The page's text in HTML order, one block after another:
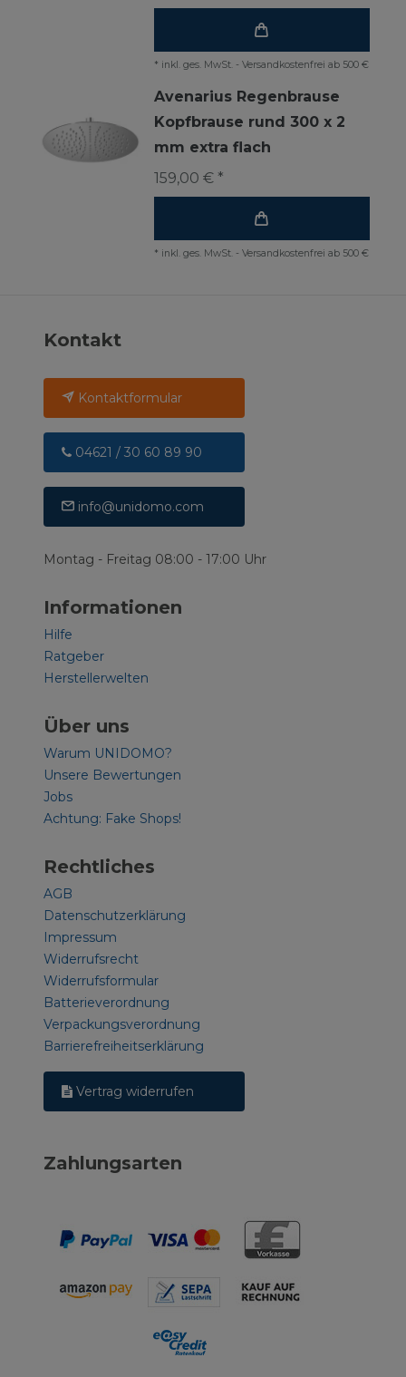
* inkl. ges. MwSt. - Versandkostenfrei ab 500 €
Avenarius Regenbrause
Kopfbrause rund 300 x 2
mm extra flach
159,00 € *
* inkl. ges. MwSt. - Versandkostenfrei ab 500 €
Kontakt
Kontaktformular
04621 / 30 60 89 90
info@unidomo.com
Montag - Freitag 08:00 - 17:00 Uhr
Informationen
Hilfe
Ratgeber
Herstellerwelten
Über uns
Warum UNIDOMO?
Unsere Bewertungen
Jobs
Achtung: Fake Shops!
Rechtliches
AGB
Datenschutzerklärung
Impressum
Widerrufsrecht
Widerrufsformular
Batterieverordnung
Verpackungsverordnung
Barrierefreiheitserklärung
Vertrag widerrufen
Zahlungsarten